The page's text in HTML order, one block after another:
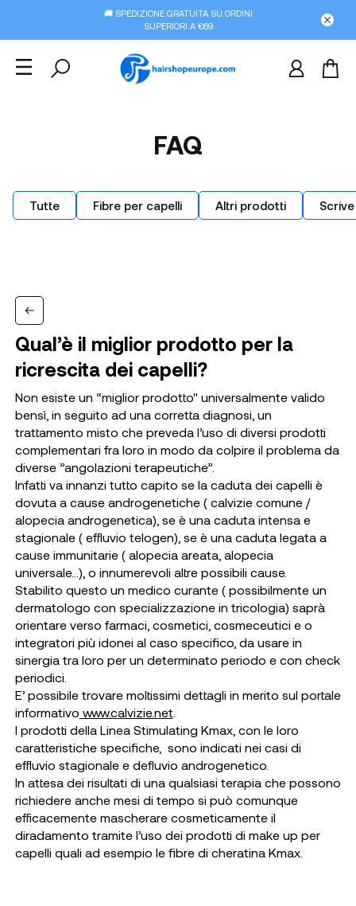
🚚 SPEDIZIONE GRATUITA SU ORDINI
SUPERIORI A €69
FAQ
Tutte Fibre per capelli Altri prodotti
Qual’è il miglior prodotto per la
ricrescita dei capelli?
Non esiste un “miglior prodotto" universalmente valido
bensì, in seguito ad una corretta diagnosi, un
trattamento misto che preveda l’uso di diversi prodotti
complementari fra loro in modo da colpire il problema da
diverse ”angolazioni terapeutiche”.
Infatti va innanzi tutto capito se la caduta dei capelli è
dovuta a cause androgenetiche ( calvizie comune /
alopecia androgenetica), se è una caduta intensa e
stagionale ( effluvio telogen), se è una caduta legata a
cause immunitarie ( alopecia areata, alopecia
universale…), o innumerevoli altre possibili cause.
Stabilito questo un medico curante ( possibilmente un
dermatologo con specializzazione in tricologia) saprà
orientare verso farmaci, cosmetici, cosmeceutici e o
integratori più idonei al caso specifico, da usare in
sinergia tra loro per un determinato periodo e con check
periodici.
E’ possibile trovare moltissimi dettagli in merito sul portale
informativo www.calvizie.net
I prodotti della Linea Stimulating Kmax, con le loro
caratteristiche specifiche, sono indicati nei casi di
effluvio stagionale e defluvio androgenetico.
In attesa dei risultati di una qualsiasi terapia che possono
richiedere anche mesi di tempo si può comunque
efficacemente mascherare cosmeticamente il
diradamento tramite l’uso dei prodotti di make up per
capelli quali ad esempio le fibre di cheratina Kmax.